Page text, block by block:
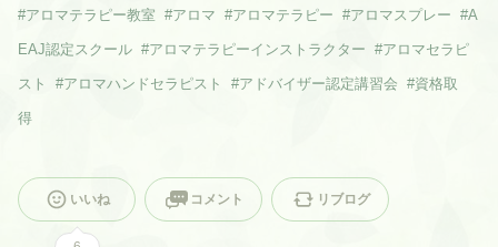
#アロマテラピー教室 #アロマ #アロマテラピー #アロマスプレー #A
EAJ認定スクール #アロマテラピーインストラクター #アロマセラピ
スト #アロマハンドセラピスト #アドバイザー認定講習会 #資格取
得
いいね コメント リブログ